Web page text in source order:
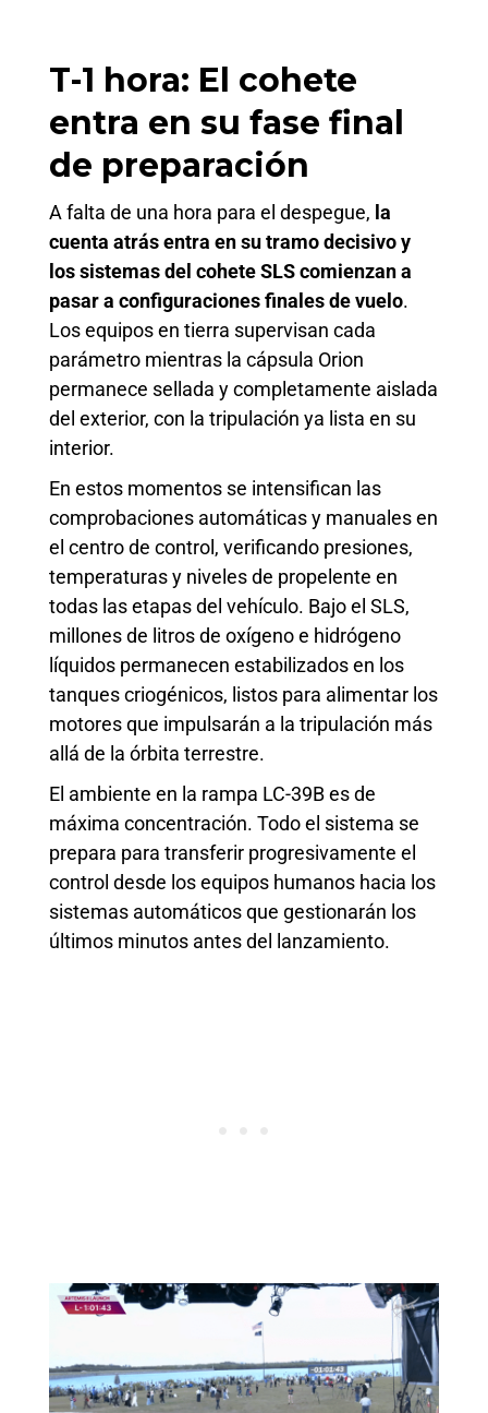
T-1 hora: El cohete
entra en su fase final
de preparación
A falta de una hora para el despegue, la
cuenta atrás entra en su tramo decisivo y
los sistemas del cohete SLS comienzan a
pasar a configuraciones finales de vuelo.
Los equipos en tierra supervisan cada
parámetro mientras la cápsula Orion
permanece sellada y completamente aislada
del exterior, con la tripulación ya lista en su
interior.
En estos momentos se intensifican las
comprobaciones automáticas y manuales en
el centro de control, verificando presiones,
temperaturas y niveles de propelente en
todas las etapas del vehículo. Bajo el SLS,
millones de litros de oxígeno e hidrógeno
líquidos permanecen estabilizados en los
tanques criogénicos, listos para alimentar los
motores que impulsarán a la tripulación más
allá de la órbita terrestre.
El ambiente en la rampa LC-39B es de
máxima concentración. Todo el sistema se
prepara para transferir progresivamente el
control desde los equipos humanos hacia los
sistemas automáticos que gestionarán los
últimos minutos antes del lanzamiento.